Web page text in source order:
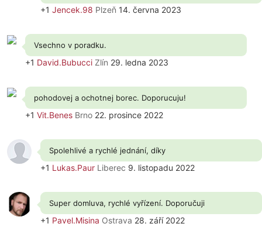
+1 Jencek.98 Plzeň 14. června 2023
Vsechno v poradku.
+1 David.Bubucci Zlín 29. ledna 2023
pohodovej a ochotnej borec. Doporucuju!
+1 Vit.Benes Brno 22. prosince 2022
Spolehlivé a rychlé jednání, díky
+1 Lukas.Paur Liberec 9. listopadu 2022
Super domluva, rychlé vyřízení. Doporučuji
+1 Pavel.Misina Ostrava 28. září 2022